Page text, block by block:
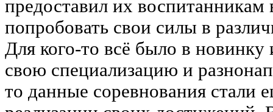
предоставил их воспитанникам
попробовать свои силы в
Для кого-то всё было в
свою специализацию и
то данные соревнования стали